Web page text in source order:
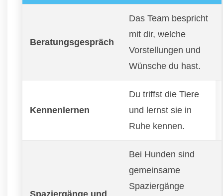
Beratungsgespräch
Das Team bespricht
mit dir, welche
Vorstellungen und
Wünsche du hast.
Kennenlernen
Du triffst die Tiere
und lernst sie in
Ruhe kennen.
Spaziergänge und
Bei Hunden sind
gemeinsame
Spaziergänge